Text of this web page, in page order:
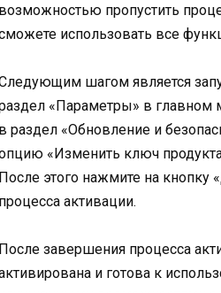
возможностью пропустить
использовать все
шагом является
«Параметры» в главном
в раздел «Обновление и
«Изменить ключ
После этого нажмите на кнопку
процесса активации.
После завершения процесса
и готова к